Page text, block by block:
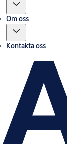
Om oss
Kontakta oss